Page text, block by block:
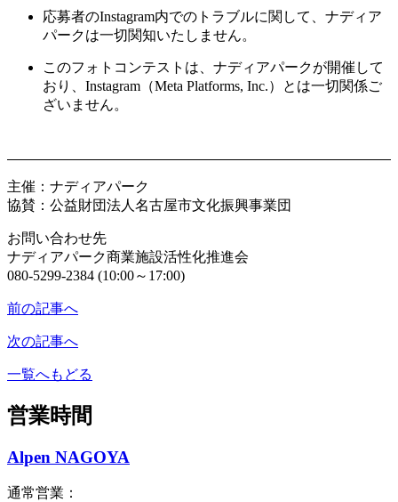
応募者のInstagram内でのトラブルに関して、ナディア
パークは一切関知いたしません。
このフォトコンテストは、ナディアパークが開催して
おり、Instagram（Meta Platforms, Inc.）とは一切関係ご
ざいません。
主催：ナディアパーク
協賛：公益財団法人名古屋市文化振興事業団
お問い合わせ先
ナディアパーク商業施設活性化推進会
080-5299-2384 (10:00～17:00)
前の記事へ
次の記事へ
一覧へもどる
営業時間
Alpen NAGOYA
通常営業：